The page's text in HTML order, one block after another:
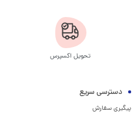
تحویل اکسپرس
دسترسی سریع
پیگیری سفارش